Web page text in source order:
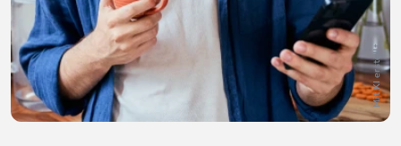
Mit KI erstellt